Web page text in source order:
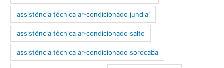
assistência técnica ar-condicionado jundiaí
assistência técnica ar-condicionado salto
assistência técnica ar-condicionado sorocaba